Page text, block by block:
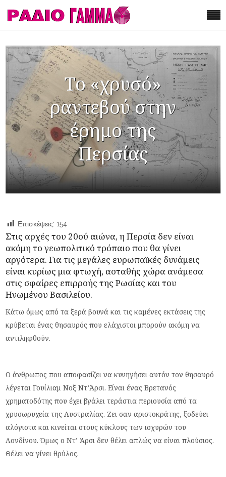
Το «χρυσό»
ραντεβού στην
έρημο της
Περσίας
Επισκέψεις: 154
Στις αρχές του 20ού αιώνα, η Περσία δεν είναι
ακόμη το γεωπολιτικό τρόπαιο που θα γίνει
αργότερα. Για τις μεγάλες ευρωπαϊκές δυνάμεις
είναι κυρίως μια φτωχή, ασταθής χώρα ανάμεσα
στις σφαίρες επιρροής της Ρωσίας και του
Ηνωμένου Βασιλείου.
Κάτω όμως από τα ξερά βουνά και τις καμένες εκτάσεις της
κρύβεται ένας θησαυρός που ελάχιστοι μπορούν ακόμη να
αντιληφθούν.
Ο άνθρωπος που αποφασίζει να κυνηγήσει αυτόν τον θησαυρό
λέγεται Γουίλιαμ Νοξ Ντ’Άρσι. Είναι ένας Βρετανός
χρηματοδότης που έχει βγάλει τεράστια περιουσία από τα
χρυσωρυχεία της Αυστραλίας. Ζει σαν αριστοκράτης, ξοδεύει
αλόγιστα και κινείται στους κύκλους των ισχυρών του
Λονδίνου. Όμως ο Ντ’ Άρσι δεν θέλει απλώς να είναι πλούσιος.
Θέλει να γίνει θρύλος.